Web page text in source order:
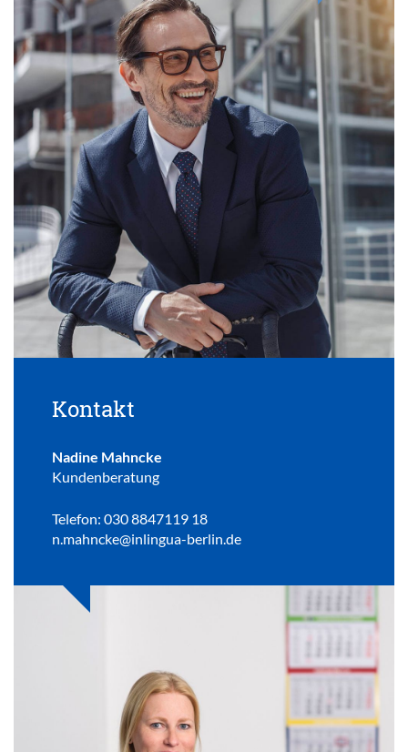
Kontakt
Nadine Mahncke
Kundenberatung
Telefon: 030 8847119 18
n.mahncke@inlingua-berlin.de